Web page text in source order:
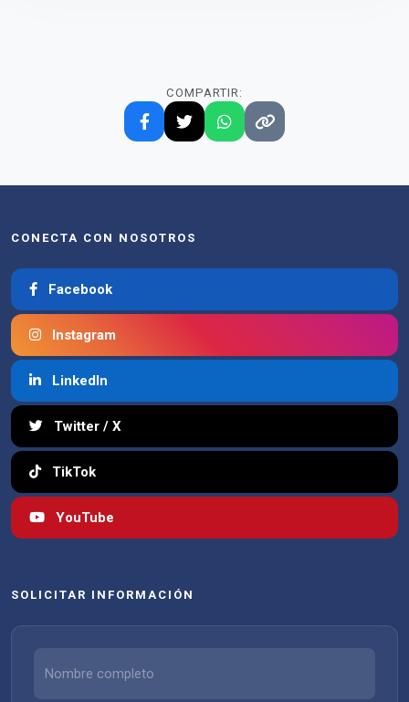
COMPARTIR:
CONECTA CON NOSOTROS
Facebook
Instagram
LinkedIn
Twitter / X
TikTok
YouTube
SOLICITAR INFORMACIÓN